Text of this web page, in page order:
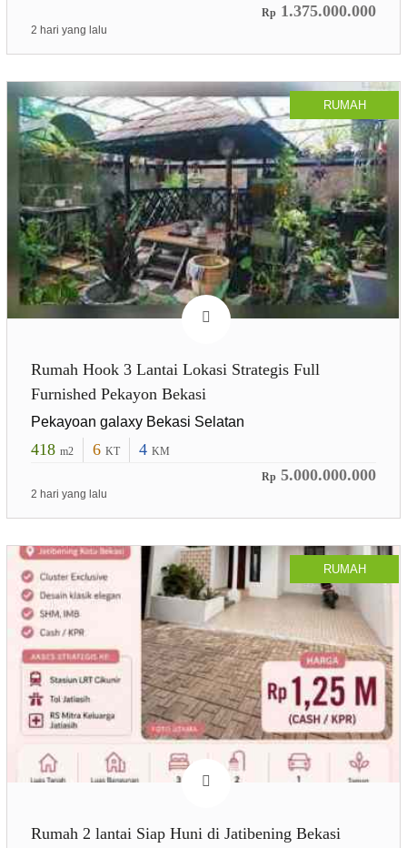
Rp 1.375.000.000
2 hari yang lalu
RUMAH
Rumah Hook 3 Lantai Lokasi Strategis Full
Furnished Pekayon Bekasi
Pekayoan galaxy Bekasi Selatan
418 m2 6 KT 4 KM
Rp 5.000.000.000
2 hari yang lalu
RUMAH
Rumah 2 lantai Siap Huni di Jatibening Bekasi